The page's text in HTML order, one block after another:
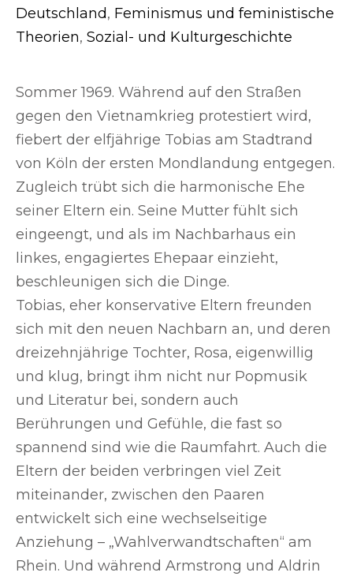
Deutschland, Feminismus und feministische
Theorien, Sozial- und Kulturgeschichte
Sommer 1969. Während auf den Straßen
gegen den Vietnamkrieg protestiert wird,
fiebert der elfjährige Tobias am Stadtrand
von Köln der ersten Mondlandung entgegen.
Zugleich trübt sich die harmonische Ehe
seiner Eltern ein. Seine Mutter fühlt sich
eingeengt, und als im Nachbarhaus ein
linkes, engagiertes Ehepaar einzieht,
beschleunigen sich die Dinge.
Tobias, eher konservative Eltern freunden
sich mit den neuen Nachbarn an, und deren
dreizehnjährige Tochter, Rosa, eigenwillig
und klug, bringt ihm nicht nur Popmusik
und Literatur bei, sondern auch
Berührungen und Gefühle, die fast so
spannend sind wie die Raumfahrt. Auch die
Eltern der beiden verbringen viel Zeit
miteinander, zwischen den Paaren
entwickelt sich eine wechselseitige
Anziehung – „Wahlverwandtschaften“ am
Rhein. Und während Armstrong und Aldrin